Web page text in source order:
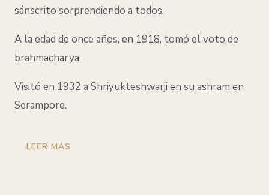
sánscrito sorprendiendo a todos.
A la edad de once años, en 1918, tomó el voto de
brahmacharya.
Visitó en 1932 a Shriyukteshwarji en su ashram en
Serampore.
LEER MÁS